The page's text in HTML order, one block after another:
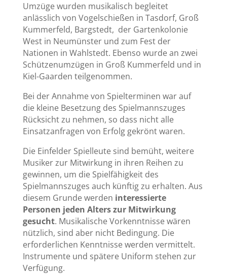
Umzüge wurden musikalisch begleitet
anlässlich von Vogelschießen in Tasdorf, Groß
Kummerfeld, Bargstedt, der Gartenkolonie
West in Neumünster und zum Fest der
Nationen in Wahlstedt. Ebenso wurde an zwei
Schützenumzügen in Groß Kummerfeld und in
Kiel-Gaarden teilgenommen.
Bei der Annahme von Spielterminen war auf
die kleine Besetzung des Spielmannszuges
Rücksicht zu nehmen, so dass nicht alle
Einsatzanfragen von Erfolg gekrönt waren.
Die Einfelder Spielleute sind bemüht, weitere
Musiker zur Mitwirkung in ihren Reihen zu
gewinnen, um die Spielfähigkeit des
Spielmannszuges auch künftig zu erhalten. Aus
diesem Grunde werden interessierte
Personen jeden Alters zur Mitwirkung
gesucht. Musikalische Vorkenntnisse wären
nützlich, sind aber nicht Bedingung. Die
erforderlichen Kenntnisse werden vermittelt.
Instrumente und spätere Uniform stehen zur
Verfügung.